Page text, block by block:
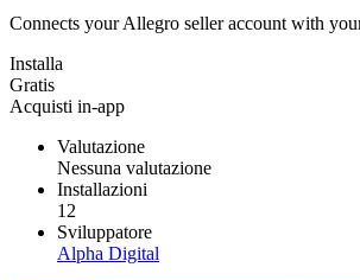
Connects your Allegro seller account with
Installa
Gratis
Acquisti in-app
Valutazione
Nessuna valutazione
Installazioni
12
Sviluppatore
Alpha Digital